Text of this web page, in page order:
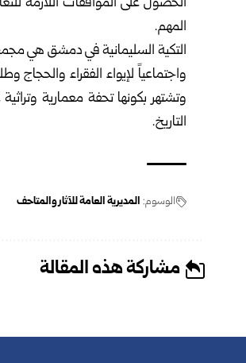
المهم.
واجتماعياً لإيواء الفقراء
وتشتهر بكونها تحفة معمارية
التاريخ.
الوسوم: المديرية العامة للآثار والمتاحف
مشاركة هذه المقالة